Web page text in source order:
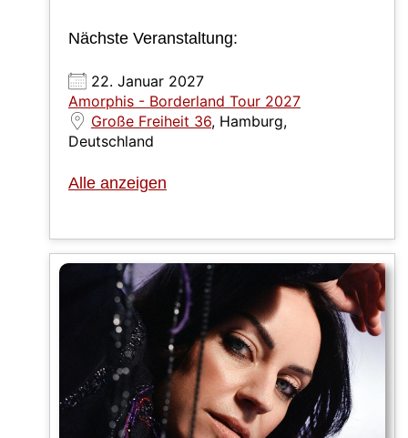
Nächste Veranstaltung:
22. Januar 2027
Amorphis - Borderland Tour 2027
Große Freiheit 36, Hamburg,
Deutschland
Alle anzeigen